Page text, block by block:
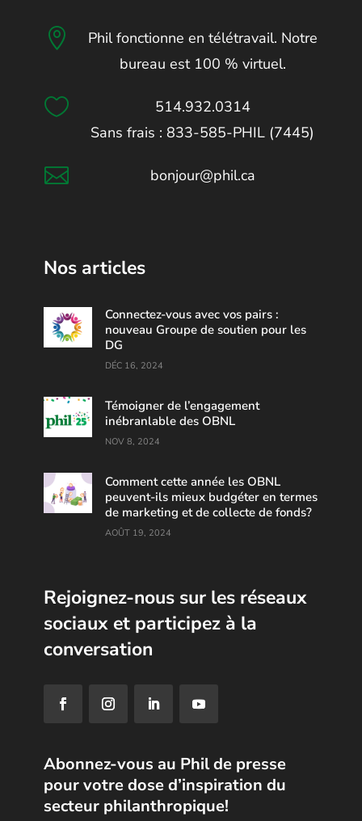

Phil fonctionne en télétravail. Notre
bureau est 100 % virtuel.

514.932.0314
Sans frais : 833-585-PHIL (7445)
 bonjour@phil.ca
Nos articles
Connectez-vous avec vos pairs :
nouveau Groupe de soutien pour les
DG
DÉC 16, 2024
Témoigner de l’engagement
inébranlable des OBNL
NOV 8, 2024
Comment cette année les OBNL
peuvent-ils mieux budgéter en termes
de marketing et de collecte de fonds?
AOÛT 19, 2024
Rejoignez-nous sur les réseaux
sociaux et participez à la
conversation
Abonnez-vous au Phil de presse
pour votre dose d’inspiration du
secteur philanthropique!